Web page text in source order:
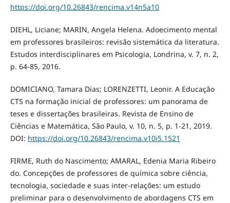
https://doi.org/10.26843/rencima.v14n5a10
DIEHL, Liciane; MARIN, Angela Helena. Adoecimento mental
em professores brasileiros: revisão sistemática da literatura.
Estudos interdisciplinares em Psicologia, Londrina, v. 7, n. 2,
p. 64-85, 2016.
DOMICIANO, Tamara Dias; LORENZETTI, Leonir. A Educação
CTS na formação inicial de professores: um panorama de
teses e dissertações brasileiras. Revista de Ensino de
Ciências e Matemática, São Paulo, v. 10, n. 5, p. 1-21, 2019.
DOI: https://doi.org/10.26843/rencima.v10i5.1521
FIRME, Ruth do Nascimento; AMARAL, Edenia Maria Ribeiro
do. Concepções de professores de química sobre ciência,
tecnologia, sociedade e suas inter-relações: um estudo
preliminar para o desenvolvimento de abordagens CTS em